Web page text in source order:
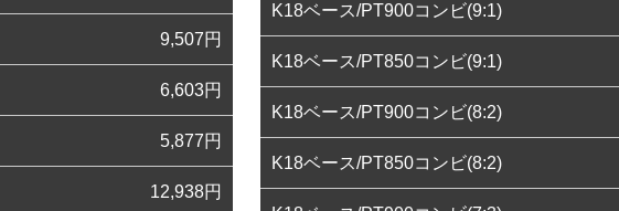
9,507円
6,603円
5,877円
12,938円
K18ベース/PT900コンビ(9:1)
K18ベース/PT850コンビ(9:1)
K18ベース/PT900コンビ(8:2)
K18ベース/PT850コンビ(8:2)